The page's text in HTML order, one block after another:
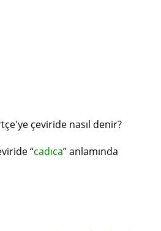
çeviride nasıl denir?
“cadıca” anlamında